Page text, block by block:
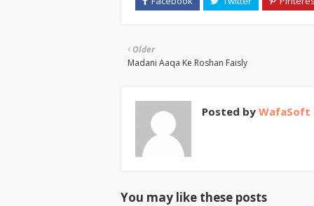
Older
Madani Aaqa Ke Roshan Faisly
Posted by WafaSoft
You may like these posts